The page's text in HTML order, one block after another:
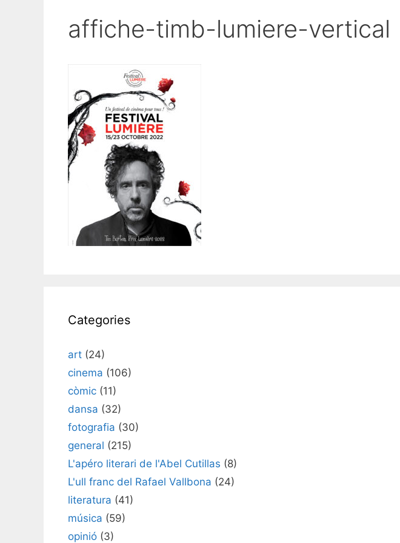
affiche-timb-lumiere-vertical
Categories
art (24)
cinema (106)
còmic (11)
dansa (32)
fotografia (30)
general (215)
L'apéro literari de l'Abel Cutillas (8)
L'ull franc del Rafael Vallbona (24)
literatura (41)
música (59)
opinió (3)